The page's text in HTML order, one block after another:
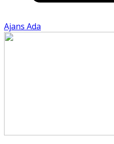
Ajans Ada